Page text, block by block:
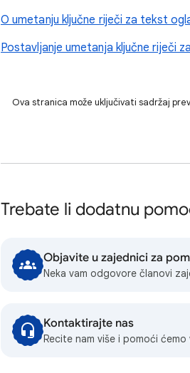
O umetanju ključne riječi za tekst
Postavljanje umetanja ključne riječi
Ova stranica može uključivati sadržaj
Trebate li dodatnu
Objavite u zajednici za
Neka vam odgovore članovi
Kontaktirajte nas
Recite nam više i pomoći